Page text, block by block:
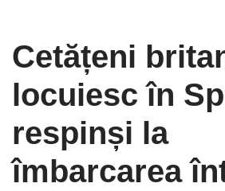
Cetățeni
locuiesc în
respinși la
îmbarcarea